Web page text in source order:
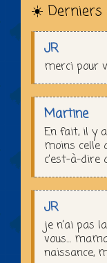
☀️ Derniers
JR
merci pour
Martine
En fait, il y
moins celle
c’est-à-dire
JR
je n’ai pas
vous…
naissance,